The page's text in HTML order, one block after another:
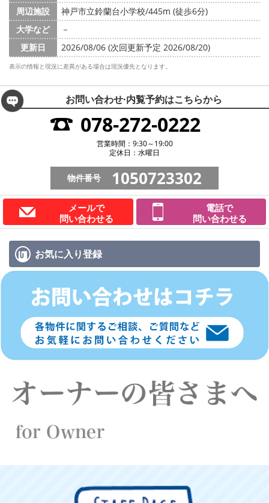
周辺施設
神戸市立鈴蘭台小学校/445m (徒歩6分)
大学など
－
更新日
2026/08/06 (次回更新予定 2026/08/20)
表示の情報と現況に差異がある場合は現況優先となります。
お問い合わせ·内覧予約はこちらから
078-272-0222
営業時間：9:30～19:00
定休日：水曜日
物件番号 1050723302
メールで
問い合わせる
電話で
問い合わせる
お気に入り登録